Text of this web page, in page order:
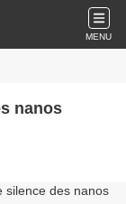
MENU
nanos